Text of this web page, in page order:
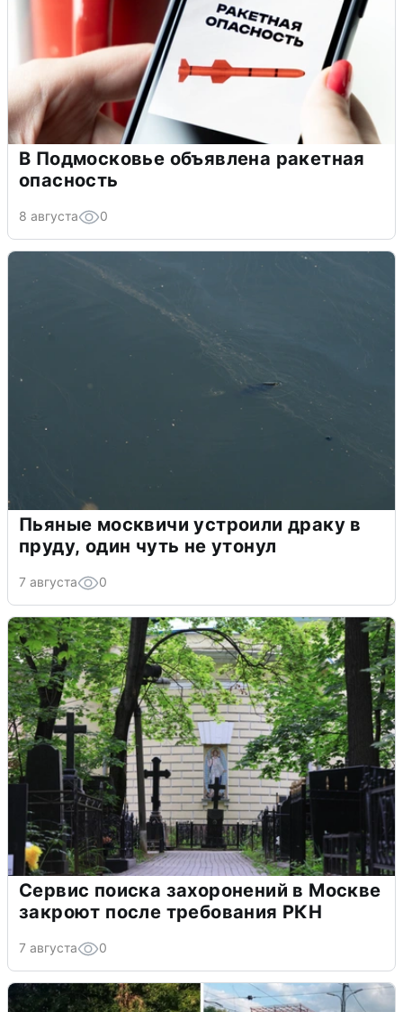
В Подмосковье объявлена ракетная
опасность
8 августа 0
Пьяные москвичи устроили драку в
пруду, один чуть не утонул
7 августа 0
Сервис поиска захоронений в Москве
закроют после требования РКН
7 августа 0